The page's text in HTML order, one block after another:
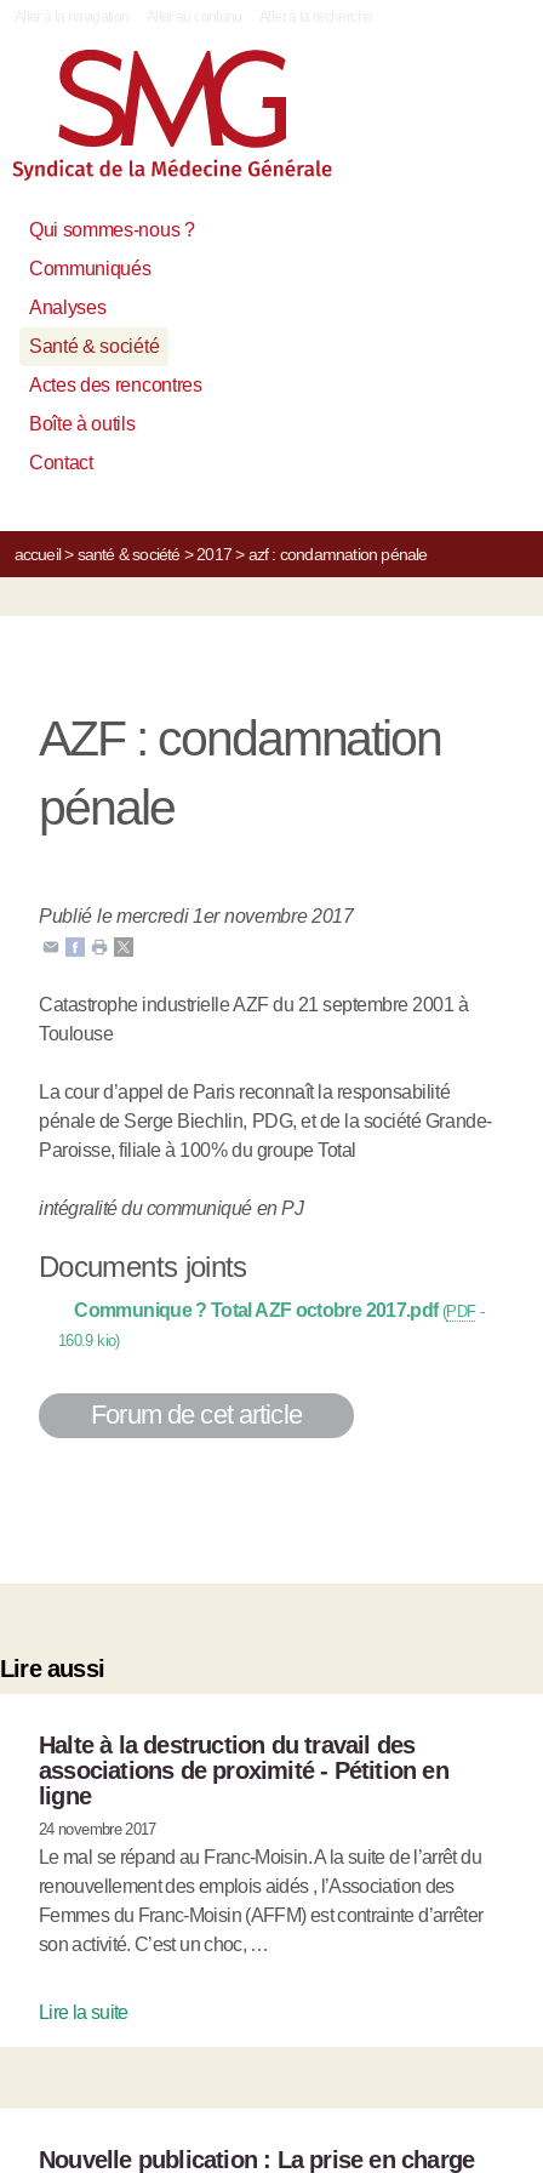
Qui sommes-nous ?
Communiqués
Analyses
Santé & société
Actes des rencontres
Boîte à outils
Contact
accueil> santé & société> 2017> azf : condamnation pénale
AZF : condamnation
pénale
Publié le mercredi 1er novembre 2017
Catastrophe industrielle AZF du 21 septembre 2001 à
Toulouse
La cour d’appel de Paris reconnaît la responsabilité
pénale de Serge Biechlin, PDG, et de la société Grande-
Paroisse, filiale à 100% du groupe Total
intégralité du communiqué en PJ
Documents joints
Communique ? Total AZF octobre 2017.pdf (PDF-
160.9 kio)
Forum de cet article
Lire aussi
Halte à la destruction du travail des
associations de proximité - Pétition en
ligne
24 novembre 2017
Le mal se répand au Franc-Moisin. A la suite de l’arrêt du
renouvellement des emplois aidés , l’Association des
Femmes du Franc-Moisin (AFFM) est contrainte d’arrêter
son activité. C’est un choc, …
Lire la suite
Nouvelle publication : La prise en charge